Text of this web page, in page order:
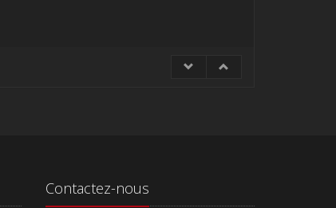
Contactez-nous